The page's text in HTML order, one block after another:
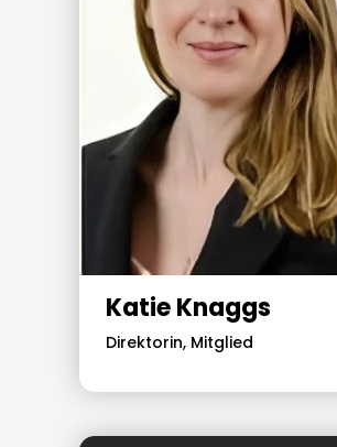
Katie Knaggs
Direktorin, Mitglied